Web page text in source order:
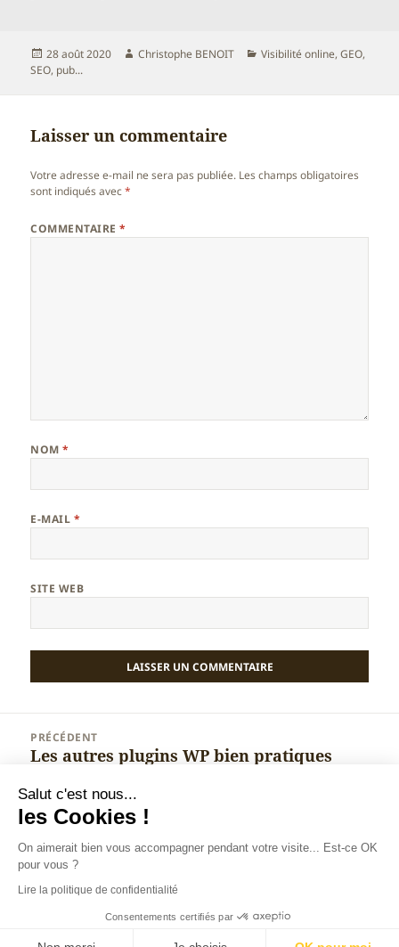
Publié
le
28 août 2020 Auteur
Christophe BENOIT Catégories
Visibilité online, GEO,
SEO, pub...
Laisser un commentaire
Votre adresse e-mail ne sera pas publiée. Les champs obligatoires
sont indiqués avec*
COMMENTAIRE*
NOM*
E-MAIL *
SITE WEB
l’article
PRÉCÉDENT
Article
Les autres plugins WP bien pratiques
Article
suivant :
Les idées clés pour tout comprendre au
SEO
Christophe BENOIT : spécialiste marketing digital à
Tous droits réservés depuis 2007. Contenu protégé. Reproduction
Informations légales, CGU, cookies et données
personnelles
Salut c'est nous...
les Cookies !
On aimerait bien vous accompagner pendant votre visite... Est-ce OK
pour vous ?
Lire la politique de confidentialité
Consentements certifiés par